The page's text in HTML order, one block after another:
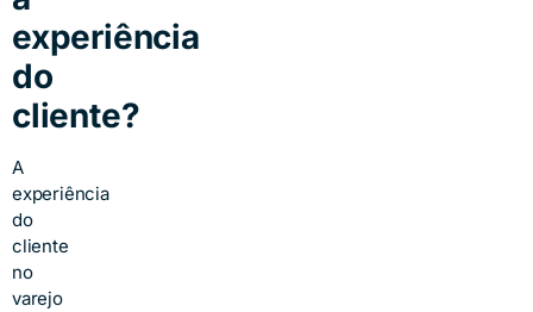
experiência
do
cliente?
A
experiência
do
cliente
no
varejo